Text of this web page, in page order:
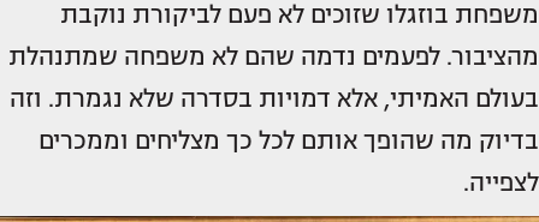
משפחת בוזגלו שזוכים לא פעם לביקורת נוקבת
מהציבור. לפעמים נדמה שהם לא משפחה שמתנהלת
בעולם האמיתי, אלא דמויות בסדרה שלא נגמרת. וזה
בדיוק מה שהופך אותם לכל כך מצליחים וממכרים
לצפייה.